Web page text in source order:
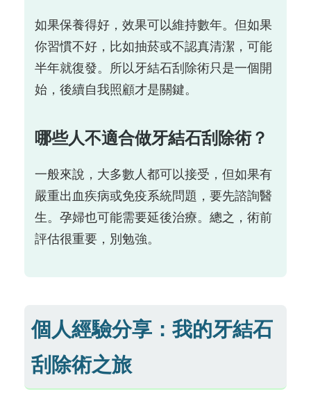
如果保養得好，效果可以維持數年。但如果
你習慣不好，比如抽菸或不認真清潔，可能
半年就復發。所以牙結石刮除術只是一個開
始，後續自我照顧才是關鍵。
哪些人不適合做牙結石刮除術？
一般來說，大多數人都可以接受，但如果有
嚴重出血疾病或免疫系統問題，要先諮詢醫
生。孕婦也可能需要延後治療。總之，術前
評估很重要，別勉強。
個人經驗分享：我的牙結石
刮除術之旅